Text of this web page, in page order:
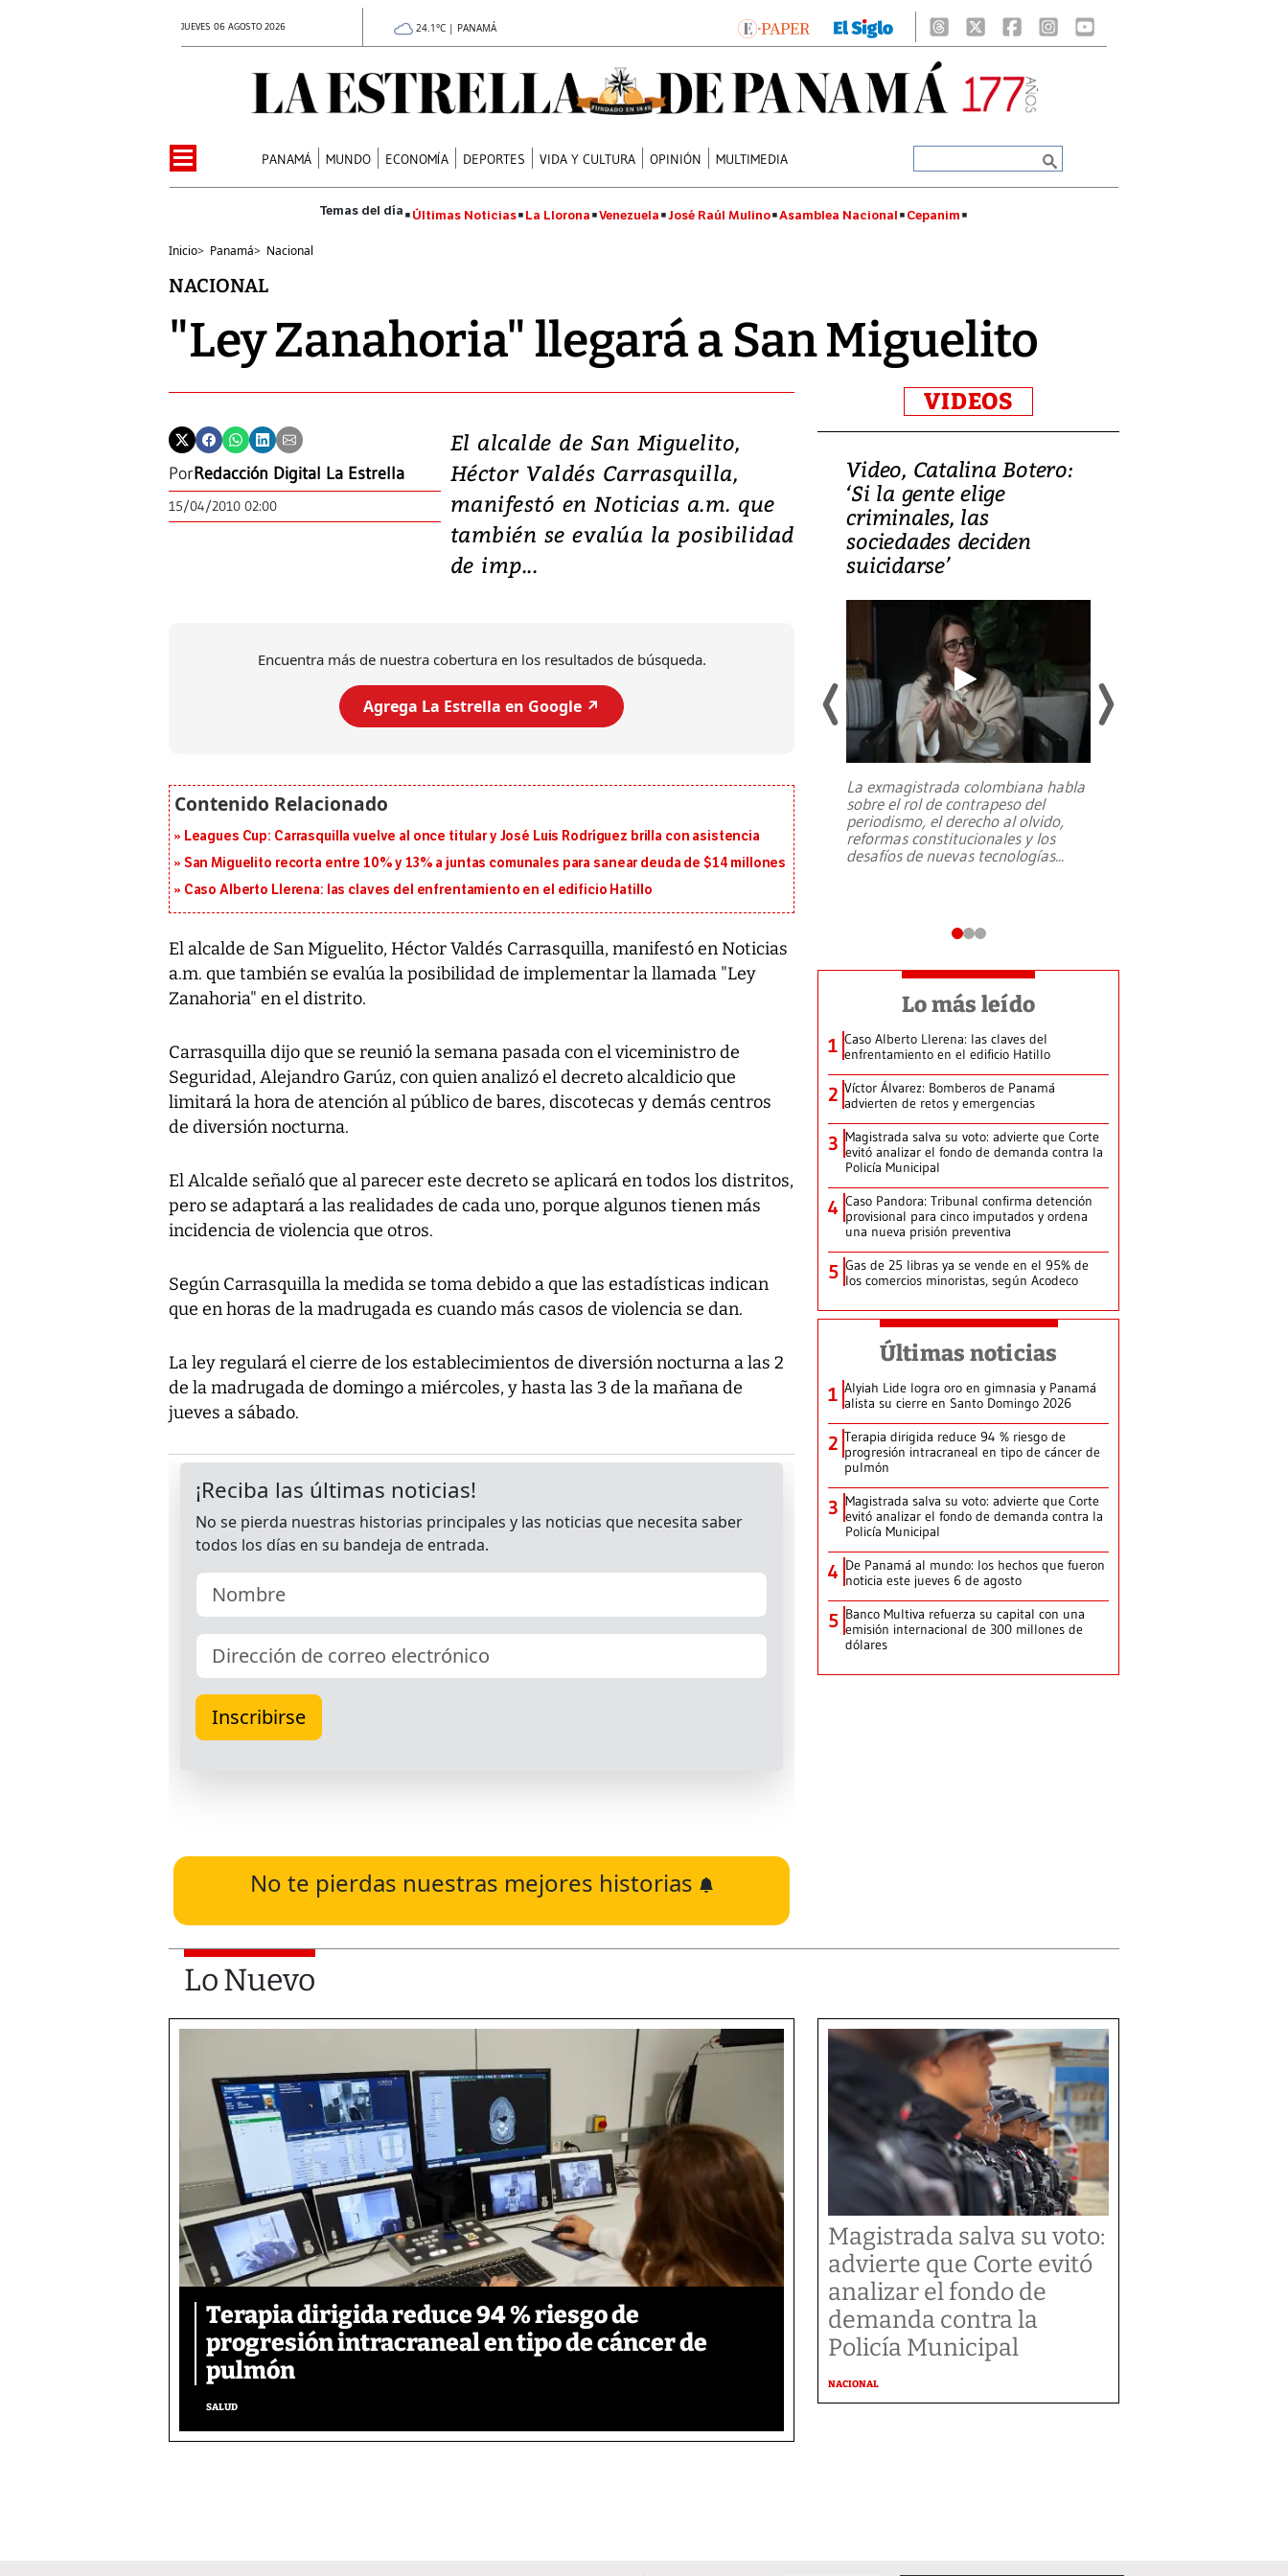
JUEVES 06 AGOSTO 2026 24.1°C | PANAMÁ
PANAMÁ MUNDO ECONOMÍA DEPORTES VIDA Y CULTURA OPINIÓN MULTIMEDIA
Últimas Noticias La Llorona Venezuela José Raúl Mulino Asamblea Nacional Cepanim
Inicio> Panamá> Nacional
NACIONAL
"Ley Zanahoria" llegará a San Miguelito
PorRedacción Digital La Estrella
15/04/2010 02:00
El alcalde de San Miguelito,
Héctor Valdés Carrasquilla,
manifestó en Noticias a.m. que
también se evalúa la posibilidad
de imp...
Encuentra más de nuestra cobertura en los resultados de búsqueda.
Agrega La Estrella en Google ↗️
Leagues Cup: Carrasquilla vuelve al once titular y José Luis Rodríguez brilla con asistencia
San Miguelito recorta entre 10% y 13% a juntas comunales para sanear deuda de $14 millones
Caso Alberto Llerena: las claves del enfrentamiento en el edificio Hatillo
El alcalde de San Miguelito, Héctor Valdés Carrasquilla, manifestó en Noticias
a.m. que también se evalúa la posibilidad de implementar la llamada "Ley
Zanahoria" en el distrito.
Carrasquilla dijo que se reunió la semana pasada con el viceministro de
Seguridad, Alejandro Garúz, con quien analizó el decreto alcaldicio que
limitará la hora de atención al público de bares, discotecas y demás centros
de diversión nocturna.
El Alcalde señaló que al parecer este decreto se aplicará en todos los distritos,
pero se adaptará a las realidades de cada uno, porque algunos tienen más
incidencia de violencia que otros.
Según Carrasquilla la medida se toma debido a que las estadísticas indican
que en horas de la madrugada es cuando más casos de violencia se dan.
La ley regulará el cierre de los establecimientos de diversión nocturna a las 2
de la madrugada de domingo a miércoles, y hasta las 3 de la mañana de
jueves a sábado.
No te pierdas nuestras mejores historias
VIDEOS
Video, Japón: Terremoto
deja heridos y graves
daños en Kumamoto
al sur de Japón, provocando una
Video, Catalina Botero:
‘Si la gente elige
criminales, las
sociedades deciden
suicidarse’
La exmagistrada colombiana habla
sobre el rol de contrapeso del
periodismo, el derecho al olvido,
reformas constitucionales y los
desafíos de nuevas tecnologías...
Lo más leído
1 Caso Alberto Llerena: las claves del
enfrentamiento en el edificio Hatillo
2 Víctor Álvarez: Bomberos de Panamá
advierten de retos y emergencias
3 Magistrada salva su voto: advierte que Corte
evitó analizar el fondo de demanda contra la
Policía Municipal
4 Caso Pandora: Tribunal confirma detención
provisional para cinco imputados y ordena
una nueva prisión preventiva
5 Gas de 25 libras ya se vende en el 95% de
los comercios minoristas, según Acodeco
Últimas noticias
1 Alyiah Lide logra oro en gimnasia y Panamá
alista su cierre en Santo Domingo 2026
2 Terapia dirigida reduce 94 % riesgo de
progresión intracraneal en tipo de cáncer de
pulmón
3 Magistrada salva su voto: advierte que Corte
evitó analizar el fondo de demanda contra la
Policía Municipal
4 De Panamá al mundo: los hechos que fueron
noticia este jueves 6 de agosto
5 Banco Multiva refuerza su capital con una
emisión internacional de 300 millones de
dólares
Lo Nuevo
Terapia dirigida reduce 94 % riesgo de
progresión intracraneal en tipo de cáncer de
pulmón
SALUD
Magistrada salva su voto:
advierte que Corte evitó
analizar el fondo de
demanda contra la
Policía Municipal
NACIONAL